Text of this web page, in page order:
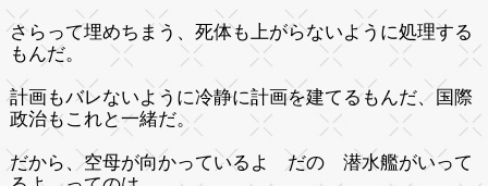
さらって埋めちまう、死体も上がらないように処理する
もんだ。
計画もバレないように冷静に計画を建てるもんだ、国際
政治もこれと一緒だ。
だから、空母が向かっているよ だの 潜水艦がいって